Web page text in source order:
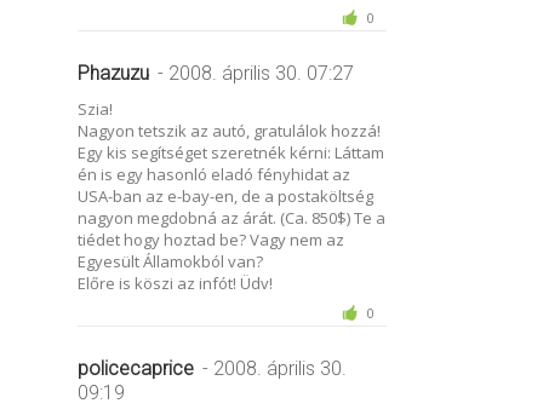
0
Phazuzu - 2008. április 30. 07:27
Szia!
Nagyon tetszik az autó, gratulálok hozzá!
Egy kis segítséget szeretnék kérni: Láttam
én is egy hasonló eladó fényhidat az
USA-ban az e-bay-en, de a postaköltség
nagyon megdobná az árát. (Ca. 850$) Te a
tiédet hogy hoztad be? Vagy nem az
Egyesült Államokból van?
Előre is köszi az infót! Üdv!
0
policecaprice - 2008. április 30.
09:19